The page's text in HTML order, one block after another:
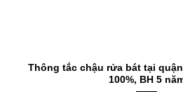
Thông tắc chậu rửa bát tại
100%, BH 5